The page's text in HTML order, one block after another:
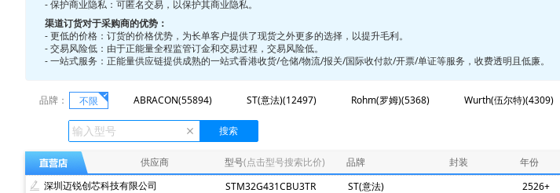
- 保护商业隐私：可匿名交易，以保护其商业隐私。
渠道订货对于采购商的优势：
- 更低的价格：订货的价格优势，为长单客户提供了现货之外更多的选择，以提升毛利。
- 交易风险低：由于正能量全程监管订金和交易过程，交易风险低。
- 一站式服务：正能量供应链提供成熟的一站式香港收货/仓储/物流/报关/国际收付款/开票/单证等服务，收费透明且低廉。
品牌： 不限 ABRACON(55894) ST(意法)(12497) Rohm(罗姆)(5368) Wurth(伍尔特)(4309)
Ecliptek(507)
TOSHIBA(东芝)(400)
XLSEMI(芯龙)(185)
Renesas(瑞萨)(162)
Mindmotion(灵动微)(71)
JST(日压)(70) Cyntec(乾坤)(69) TDK(东电化)(67) Maxim(
Infineon(英飞凌)(49)
Hisilicon(海思)(40) Cachip(锦锐)(36)
供应商 型号(点击型号搜索比价) 品牌 封装 年份
深圳迈锐创芯科技有限公司
STM32G431CBU3TR ST(意法) 2526+